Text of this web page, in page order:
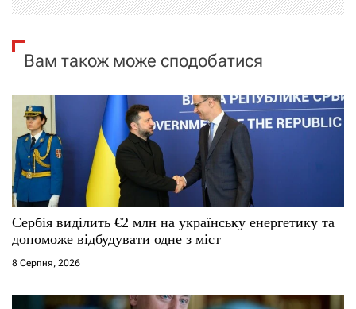
і
я
з
п
и
с
і
в
Вам також може сподобатися
Сербія виділить €2 млн на українську енергетику та
допоможе відбудувати одне з міст
8 Серпня, 2026